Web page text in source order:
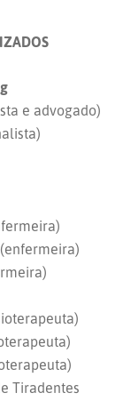
e advogado)
Tiradentes